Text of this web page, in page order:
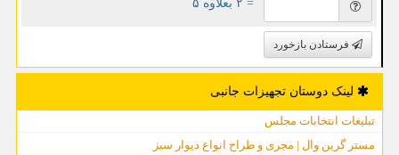
= ۲ بعلاوه ۵
فرستادن بازخورد
لینک دوستان تجهیزات جانبی
تبلیغات انتخابات مجلس
مستر گرین وال | مجری و طراح انواع دیوار سبز